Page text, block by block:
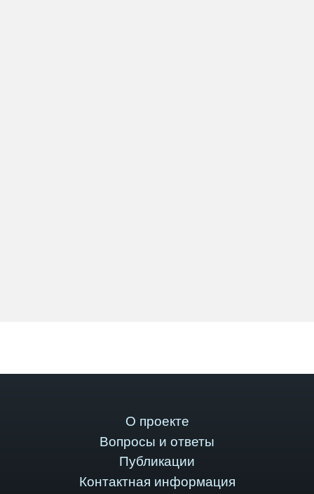
О проекте
Вопросы и ответы
Публикации
Контактная информация